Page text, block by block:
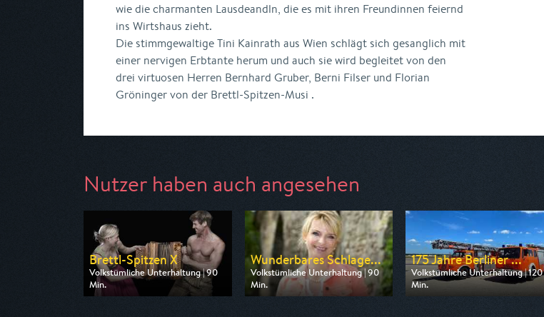
wie die charmanten Lausdeandln, die es mit ihren Freundinnen feiernd
ins Wirtshaus zieht.
Die stimmgewaltige Tini Kainrath aus Wien schlägt sich gesanglich mit
einer nervigen Erbtante herum und auch sie wird begleitet von den
drei virtuosen Herren Bernhard Gruber, Berni Filser und Florian
Gröninger von der Brettl-Spitzen-Musi .
Nutzer haben auch angesehen
Brettl-Spitzen X
Volkstümliche Unterhaltung | 90
Min.
Ausgestrahlt von BR
Wunderbares Schlage...
Volkstümliche Unterhaltung | 90
Min.
Ausgestrahlt von MDR
175 Jahre Berliner ...
Volkstümliche Unterhaltung | 120
Min.
Ausgestrahlt von rbb